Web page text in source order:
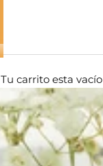
Tu carrito esta vacío